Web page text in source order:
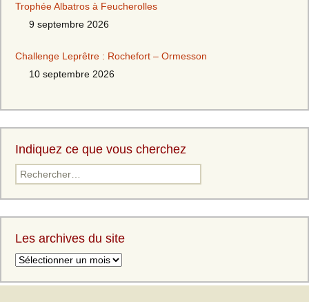
Trophée Albatros à Feucherolles
9 septembre 2026
Challenge Leprêtre : Rochefort – Ormesson
10 septembre 2026
Indiquez ce que vous cherchez
Rechercher :
Les archives du site
Les
du